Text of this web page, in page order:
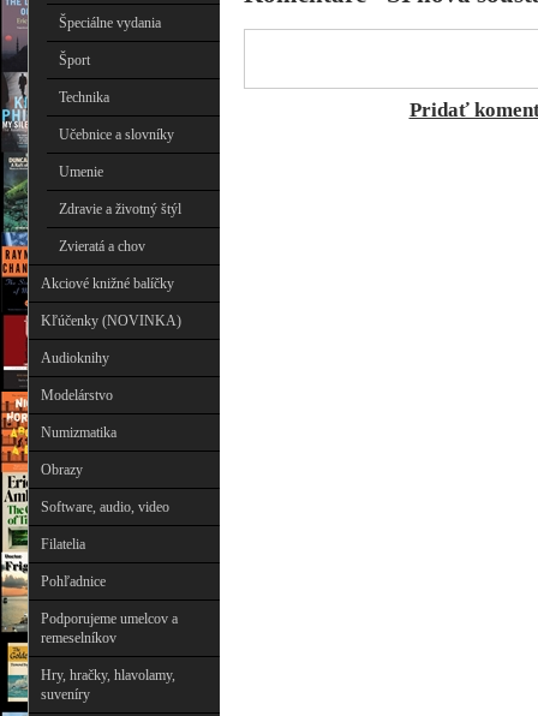
Špeciálne vydania
Šport
Technika
Učebnice a slovníky
Umenie
Zdravie a životný štýl
Zvieratá a chov
Akciové knižné balíčky
Kľúčenky (NOVINKA)
Audioknihy
Modelárstvo
Numizmatika
Obrazy
Software, audio, video
Filatelia
Pohľadnice
Podporujeme umelcov a
remeselníkov
Hry, hračky, hlavolamy,
suveníry
Pridať